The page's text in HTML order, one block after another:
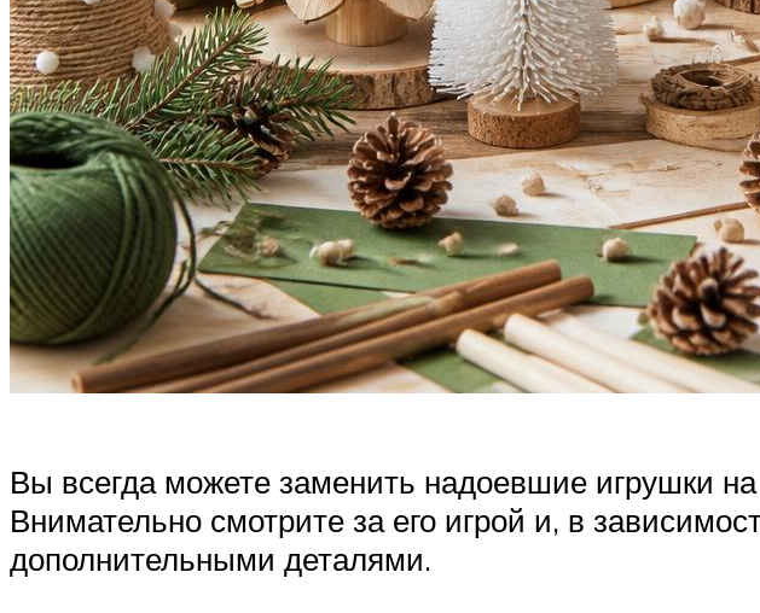
Вы всегда можете заменить надоевшие игрушки
Внимательно смотрите за его игрой и, в
дополнительными деталями.